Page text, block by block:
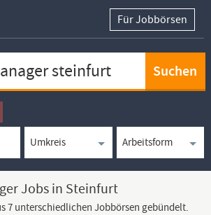
Für Jobbörsen
Jobs in Steinfurt
7 unterschiedlichen Jobbörsen gebündelt.